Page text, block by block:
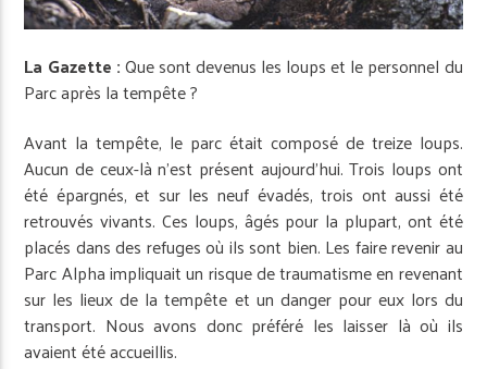
La Gazette :Que sont devenus les loups et le personnel du
Parc après la tempête ?
Avant la tempête, le parc était composé de treize loups.
Aucun de ceux-là n’est présent aujourd’hui. Trois loups ont
été épargnés, et sur les neuf évadés, trois ont aussi été
retrouvés vivants. Ces loups, âgés pour la plupart, ont été
placés dans des refuges où ils sont bien. Les faire revenir au
Parc Alpha impliquait un risque de traumatisme en revenant
sur les lieux de la tempête et un danger pour eux lors du
transport. Nous avons donc préféré les laisser là où ils
avaient été accueillis.